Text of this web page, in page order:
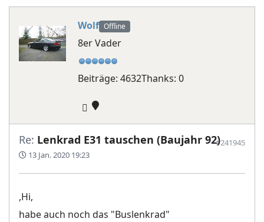
Wolf Offline
8er Vader
Beiträge: 4632Thanks: 0
Re: Lenkrad E31 tauschen (Baujahr 92)
13 Jan. 2020 19:23
#241945
,Hi,
habe auch noch das "Buslenkrad"